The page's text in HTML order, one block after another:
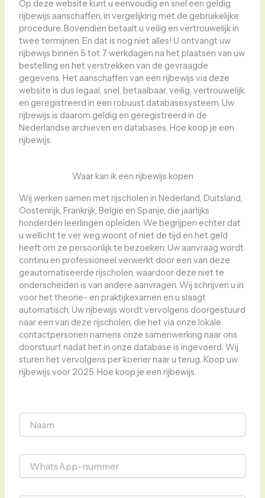
Op deze website kunt u eenvoudig en snel een geldig
rijbewijs aanschaffen, in vergelijking met de gebruikelijke
procedure. Bovendien betaalt u veilig en vertrouwelijk in
twee termijnen. En dat is nog niet alles! U ontvangt uw
rijbewijs binnen 5 tot 7 werkdagen na het plaatsen van uw
bestelling en het verstrekken van de gevraagde
gegevens. Het aanschaffen van een rijbewijs via deze
website is dus legaal, snel, betaalbaar, veilig, vertrouwelijk
en geregistreerd in een robuust databasesysteem. Uw
rijbewijs is daarom geldig en geregistreerd in de
Nederlandse archieven en databases. Hoe koop je een
rijbewijs.
Waar kan ik een rijbewijs kopen
Wij werken samen met rijscholen in Nederland, Duitsland,
Oostenrijk, Frankrijk, België en Spanje, die jaarlijks
honderden leerlingen opleiden. We begrijpen echter dat
u wellicht te ver weg woont of niet de tijd en het geld
heeft om ze persoonlijk te bezoeken. Uw aanvraag wordt
continu en professioneel verwerkt door een van deze
geautomatiseerde rijscholen, waardoor deze niet te
onderscheiden is van andere aanvragen. Wij schrijven u in
voor het theorie- en praktijkexamen en u slaagt
automatisch. Uw rijbewijs wordt vervolgens doorgestuurd
naar een van deze rijscholen, die het via onze lokale
contactpersonen namens onze samenwerking naar ons
doorstuurt nadat het in onze database is ingevoerd. Wij
sturen het vervolgens per koerier naar u terug. Koop uw
rijbewijs voor 2025. Hoe koop je een rijbewijs.
t
g
r
N
m
W
t